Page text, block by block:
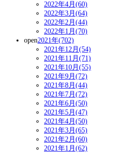
2022年4月(60)
2022年3月(64)
2022年2月(44)
2022年1月(70)
open2021年(702)
2021年12月(54)
2021年11月(71)
2021年10月(55)
2021年9月(72)
2021年8月(44)
2021年7月(72)
2021年6月(50)
2021年5月(47)
2021年4月(50)
2021年3月(65)
2021年2月(60)
2021年1月(62)